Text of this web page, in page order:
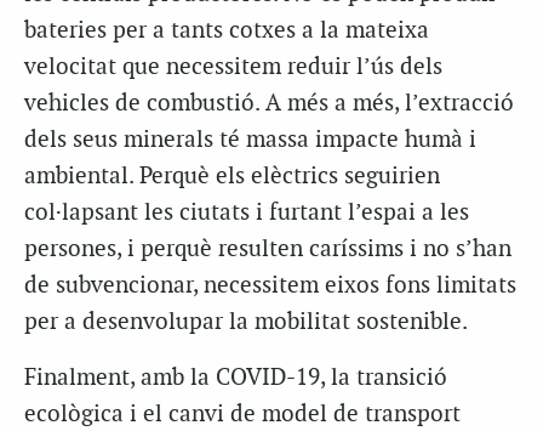
bateries per a tants cotxes a la mateixa
velocitat que necessitem reduir l’ús dels
vehicles de combustió. A més a més, l’extracció
dels seus minerals té massa impacte humà i
ambiental. Perquè els elèctrics seguirien
col·lapsant les ciutats i furtant l’espai a les
persones, i perquè resulten caríssims i no s’han
de subvencionar, necessitem eixos fons limitats
per a desenvolupar la mobilitat sostenible.
Finalment, amb la COVID-19, la transició
ecològica i el canvi de model de transport